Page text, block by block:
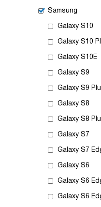
Samsung
Galaxy S10
Galaxy S10
Galaxy S10E
Galaxy S9
Galaxy S9
Galaxy S8
Galaxy S8
Galaxy S7
Galaxy S7
Galaxy S6
Galaxy S6
Galaxy S6